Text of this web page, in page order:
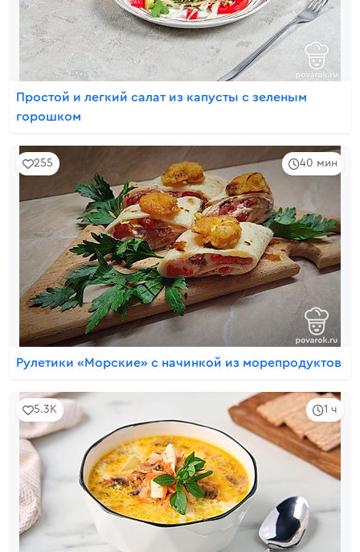
Простой и легкий салат из капусты с зеленым
горошком
40 мин
255
Рулетики «Морские» с начинкой из морепродуктов
1 ч
5.3K